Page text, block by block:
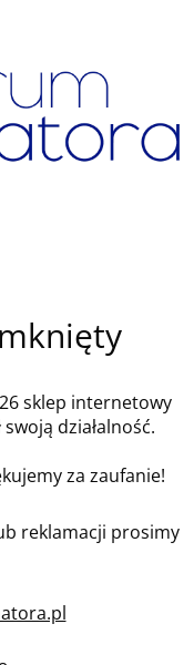
sklep internetowy
działalność.
za zaufanie!
reklamacji prosimy